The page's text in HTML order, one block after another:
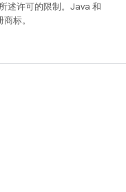
述许可的限制。Java 和
标。